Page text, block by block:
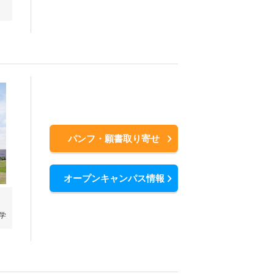
パンフ・願書取り寄せ
オープンキャンパス情報